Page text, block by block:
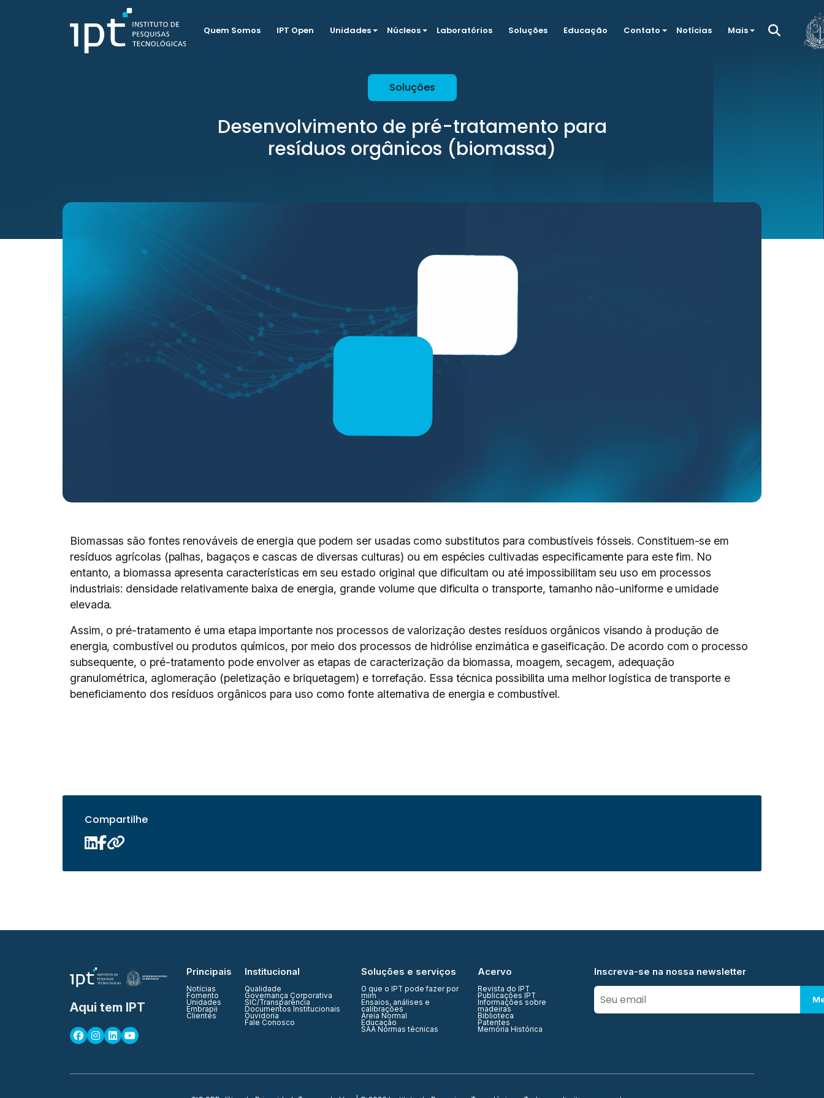
Quem Somos IPT Open Unidades Núcleos Laboratórios Soluções Educação Contato Notícias Mais
Soluções
Desenvolvimento de pré-tratamento para
resíduos orgânicos (biomassa)
Biomassas são fontes renováveis de energia que podem ser usadas como substitutos para combustíveis fósseis. Constituem-se em
resíduos agrícolas (palhas, bagaços e cascas de diversas culturas) ou em espécies cultivadas especificamente para este fim. No
entanto, a biomassa apresenta características em seu estado original que dificultam ou até impossibilitam seu uso em processos
industriais: densidade relativamente baixa de energia, grande volume que dificulta o transporte, tamanho não-uniforme e umidade
elevada.
Assim, o pré-tratamento é uma etapa importante nos processos de valorização destes resíduos orgânicos visando à produção de
energia, combustível ou produtos químicos, por meio dos processos de hidrólise enzimática e gaseificação. De acordo com o processo
subsequente, o pré-tratamento pode envolver as etapas de caracterização da biomassa, moagem, secagem, adequação
granulométrica, aglomeração (peletização e briquetagem) e torrefação. Essa técnica possibilita uma melhor logística de transporte e
beneficiamento dos resíduos orgânicos para uso como fonte alternativa de energia e combustível.
Compartilhe
Aqui tem IPT
Principais
Notícias
Fomento
Unidades
Embrapii
Clientes
Institucional
Qualidade
Governança Corporativa
SIC/Transparência
Documentos Institucionais
Ouvidoria
Fale Conosco
Soluções e serviços
O que o IPT pode fazer por
mim
Ensaios, análises e
calibrações
Areia Normal
Educação
SAA Normas técnicas
Acervo
Revista do IPT
Publicações IPT
Informações sobre
madeiras
Biblioteca
Patentes
Memória Histórica
Inscreva-se na nossa newsletter